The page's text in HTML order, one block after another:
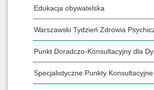
Edukacja obywatelska
Warszawski Tydzień Zdrowia
Punkt Doradczo-Konsultacyjny dla
Specjalistyczne Punkty Konsultacyjne